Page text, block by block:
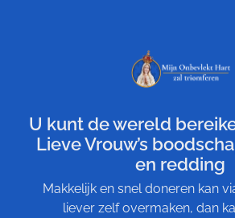
U kunt de wereld
Lieve Vrouw’s
en redding
Makkelijk en snel doneren kan
liever zelf overmaken, dan